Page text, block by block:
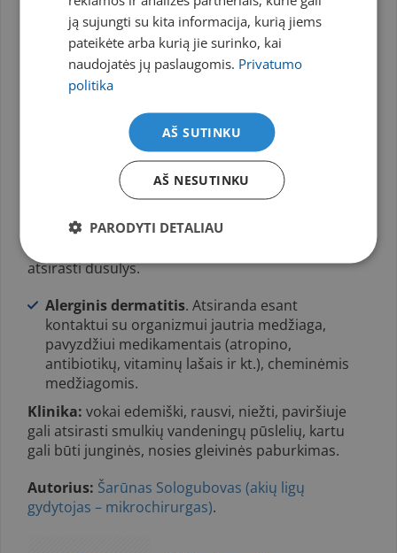
gali būti grįžtantis vokų paburkimas.
Angioedema(lot.oedema Quincke) —
paburkimas atsirandantis, dėl kraujagyslių
pralaidumo padidėjimo, dažniausiai siejama
sukeliantys veiksniai gali būti labai įvai­rūs:
maisto alergenai, vabzdžių įkandimai, trauma
ar medikamentai
paburkimas atsiranda greitai,
gali jausti padidintą jautrumą edemos vietoje,
atsirasti dusulys.
Alerginis dermatitis. Atsiranda esant
kontaktui su organizmui jautria medžiaga,
pavyzdžiui medikamentais (atropino,
antibiotikų, vitaminų lašais ir kt.), cheminėmis
medžiagomis.
Klinika: vokai edemiški, rausvi, niežti, paviršiuje
gali atsirasti smulkių vandeningų pūslelių, kartu
gali būti junginės, nosies gleivinės paburkimas.
Autorius: Šarūnas Sologubovas (akių ligų
gydytojas – mikrochirurgas).
ją sujungti su kita informacija, kurią jiems
pateikėte arba kurią jie surinko, kai
naudojatės jų paslaugomis. Privatumo
politika
AŠ SUTINKU
AŠ NESUTINKU
PARODYTI DETALIAU